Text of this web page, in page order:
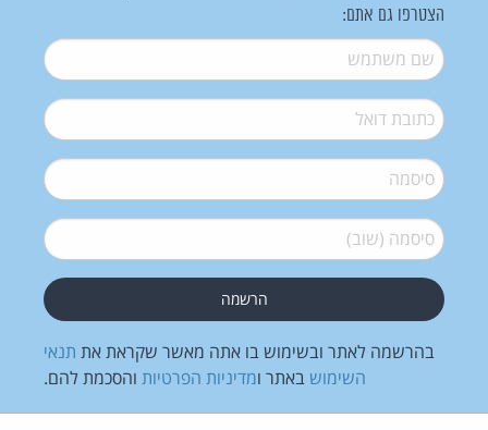
הצטרפו גם אתם:
שם משתמש*
דואל*
סיסמה*
סיסמה (שוב)*
בהרשמה לאתר ובשימוש בו אתה מאשר שקראת את תנאי
השימוש באתר ומדיניות הפרטיות והסכמת להם.